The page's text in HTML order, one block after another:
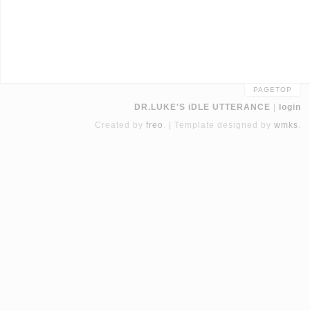
PAGETOP
DR.LUKE'S iDLE UTTERANCE
login
Created by freo . Template designed by wmks.